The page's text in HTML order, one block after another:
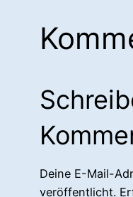
Deine E-Mail-
veröffentlicht.